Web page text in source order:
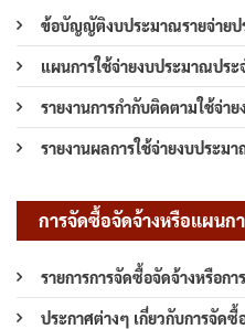
ข้อบัญญัติงบประมาณรายจ่ายป
แผนการใช้จ่ายงบประมาณประ
รายงานการกำกับติดตามใช้จ่า
รายงานผลการใช้จ่ายงบประม
การจัดซื้อจัดจ้างหรือแผนก
รายการการจัดซื้อจัดจ้างหรือก
ประกาศต่างๆ เกี่ยวกับการจัด